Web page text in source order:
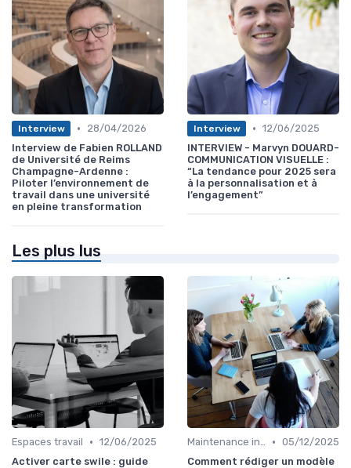
Interview •
28/04/2026
Interview de Fabien ROLLAND
de Université de Reims
Champagne-Ardenne :
Piloter l’environnement de
travail dans une université
en pleine transformation
Interview • 12/06/2025
INTERVIEW - Marvyn DOUARD-
COMMUNICATION VISUELLE :
“La tendance pour 2025 sera
à la personnalisation et à
l’engagement”
Les plus lus
Espaces travail • 12/06/2025
Activer carte swile : guide
Maintenance infrastructures • 05/12/2025
Comment rédiger un modèle